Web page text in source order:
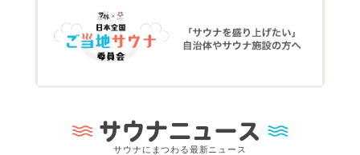
サウナニュース
サウナにまつわる最新ニュース